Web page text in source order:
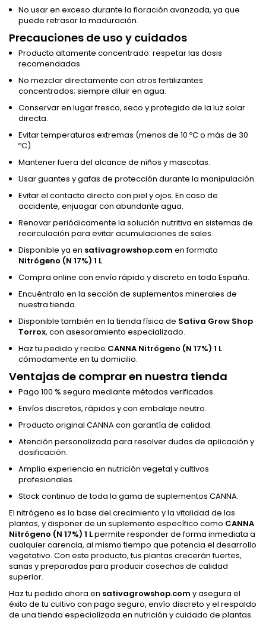
No usar en exceso durante la floración avanzada, ya que
puede retrasar la maduración.
Precauciones de uso y cuidados
Producto altamente concentrado: respetar las dosis
recomendadas.
No mezclar directamente con otros fertilizantes
concentrados; siempre diluir en agua.
Conservar en lugar fresco, seco y protegido de la luz solar
directa.
Evitar temperaturas extremas (menos de 10 ºC o más de 30
ºC).
Mantener fuera del alcance de niños y mascotas.
Usar guantes y gafas de protección durante la manipulación.
Evitar el contacto directo con piel y ojos. En caso de
accidente, enjuagar con abundante agua.
Renovar periódicamente la solución nutritiva en sistemas de
recirculación para evitar acumulaciones de sales.
Disponible ya en sativagrowshop.com en formato
Nitrógeno (N 17%) 1 L.
Compra online con envío rápido y discreto en toda España.
Encuéntralo en la sección de suplementos minerales de
nuestra tienda.
Disponible también en la tienda física de Sativa Grow Shop
Torrox, con asesoramiento especializado.
Haz tu pedido y recibe CANNA Nitrógeno (N 17%) 1 L
cómodamente en tu domicilio.
Ventajas de comprar en nuestra tienda
Pago 100 % seguro mediante métodos verificados.
Envíos discretos, rápidos y con embalaje neutro.
Producto original CANNA con garantía de calidad.
Atención personalizada para resolver dudas de aplicación y
dosificación.
Amplia experiencia en nutrición vegetal y cultivos
profesionales.
Stock continuo de toda la gama de suplementos CANNA.
El nitrógeno es la base del crecimiento y la vitalidad de las
plantas, y disponer de un suplemento específico como CANNA
Nitrógeno (N 17%) 1 Lpermite responder de forma inmediata a
cualquier carencia, al mismo tiempo que potencia el desarrollo
vegetativo. Con este producto, tus plantas crecerán fuertes,
sanas y preparadas para producir cosechas de calidad
superior.
Haz tu pedido ahora en sativagrowshop.com y asegura el
éxito de tu cultivo con pago seguro, envío discreto y el respaldo
de una tienda especializada en nutrición y cuidado de plantas.